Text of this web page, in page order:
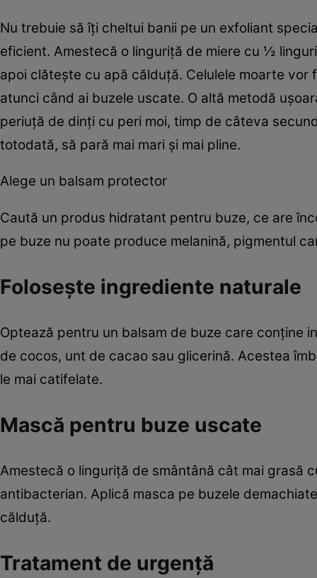
Nu trebuie să îţi cheltui banii pe un exfoliant
eficient. Amestecă o linguriţă de miere cu ½
apoi clăteşte cu apă călduţă. Celulele moarte
atunci când ai buzele uscate. O altă metodă
periuţă de dinţi cu peri moi, timp de câteva
totodată, să pară mai mari şi mai pline.
Alege un balsam protector
Caută un produs hidratant pentru buze, ce are
pe buze nu poate produce melanină, pigmentul
Foloseşte ingrediente naturale
Optează pentru un balsam de buze care conţine
de cocos, unt de cacao sau glicerină. Acestea
le mai catifelate.
Mască pentru buze uscate
Amestecă o linguriţă de smântână cât mai grasă
antibacterian. Aplică masca pe buzele
călduţă.
Tratament de urgenţă